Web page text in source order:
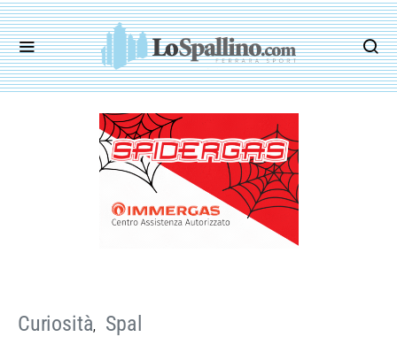
Curiosità Spal